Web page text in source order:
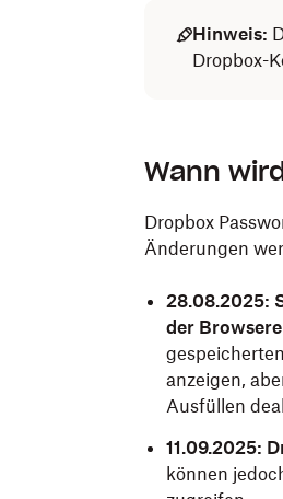
Hinweis:
Dropbox-
Wann
Dropbox
Änderungen
28.08.2025:
der
anzeigen,
Ausfüllen
11.09.2025:
können